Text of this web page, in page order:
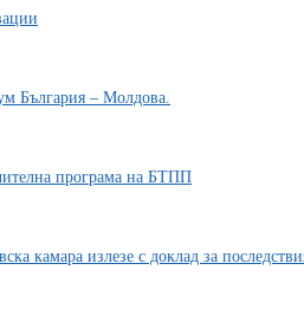
България – Молдова.
програма на БТПП
камара излезе с доклад за